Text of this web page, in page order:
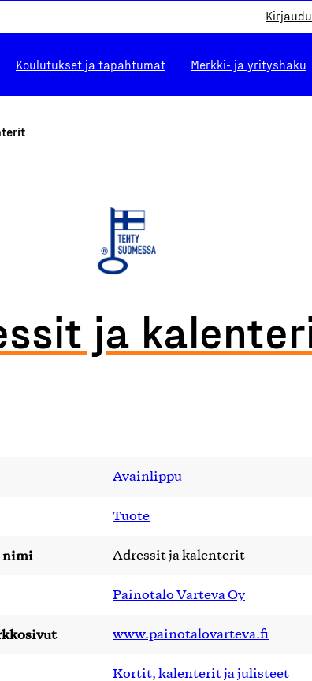
Koulutukset ja tapahtumat Merkki- ja yrityshaku
ja
Avainlippu
Tuote
nimi Adressit ja kalenterit
Painotalo Varteva Oy
www.painotalovarteva.fi
Kortit, kalenterit ja julisteet